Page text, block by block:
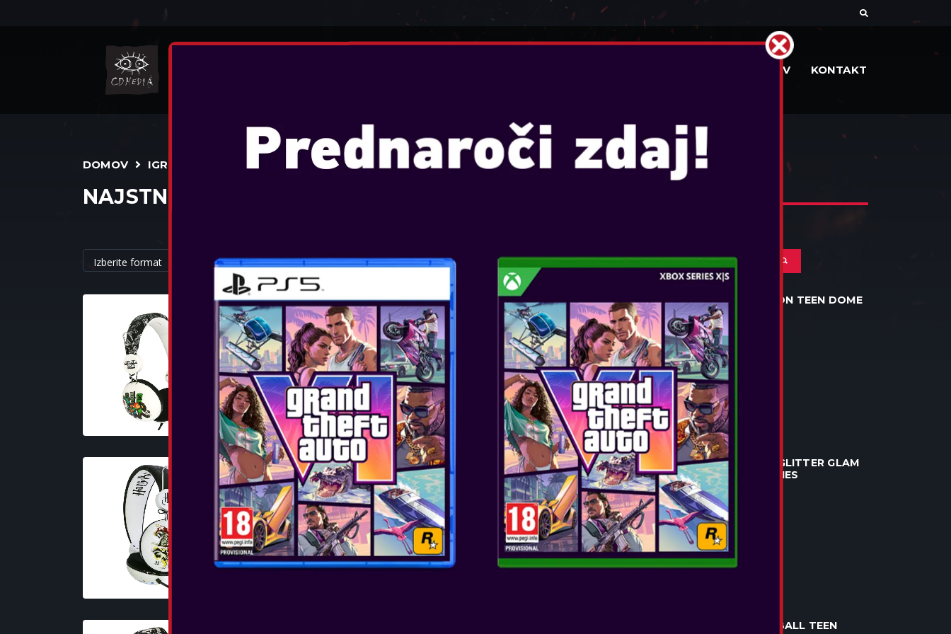
STORITEV KONTAKT
DOMOV IGRALNI PRIPOMOČKI
NAJSTNIKI/ODRASLI
OTL - MINECRAFT TEEN DOME
HEADPHONES
...
POGLEJTE VEČ
OTL - SUPER MARIO ICON TEEN DOME
HEADPHONES
...
POGLEJTE VEČ
OTL - HARRY POTTER HOGWARTS
CREST TEEN DOME HEADPHONES
...
POGLEJTE VEČ
OTL - L.O.L. SURPRISE GLITTER GLAM
TEEN DOME HEADPHONES
...
POGLEJTE VEČ
OTL - POKEMON POKEBALL TEEN